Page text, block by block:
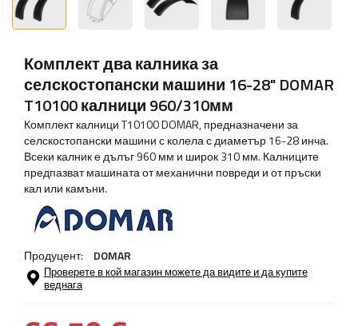
Комплект два калника за
селскостопански машини 16-28" DOMAR
T10100 калници 960/310мм
Комплект калници T10100 DOMAR, предназначени за
селскостопански машини с колела с диаметър 16-28 инча.
Всеки калник е дълъг 960 мм и широк 310 мм. Калниците
предпазват машината от механични повреди и от пръски
кал или камъни.
Продуцент: DOMAR
Проверете в кой магазин можете да видите и да купите
веднага